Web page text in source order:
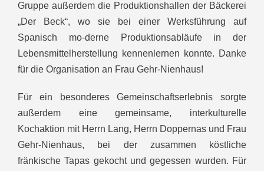
Gruppe außerdem die Produktionshallen der Bäckerei
„Der Beck“, wo sie bei einer Werksführung auf
Spanisch mo-derne Produktionsabläufe in der
Lebensmittelherstellung kennenlernen konnte. Danke
für die Organisation an Frau Gehr-Nienhaus!
Für ein besonderes Gemeinschaftserlebnis sorgte
außerdem eine gemeinsame, interkulturelle
Kochaktion mit Herrn Lang, Herrn Doppernas und Frau
Gehr-Nienhaus, bei der zusammen köstliche
fränkische Tapas gekocht und gegessen wurden. Für